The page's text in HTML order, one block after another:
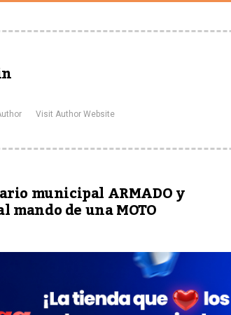
Visit Author Website
municipal ARMADO y
mando de una MOTO